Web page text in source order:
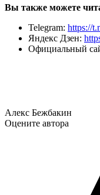
Вы также можете
Telegram: https://
Яндекс Дзен:
Официальный
Алекс Бежбакин
Оцените автора